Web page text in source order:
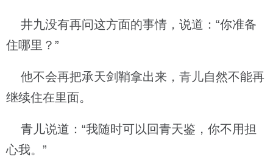
井九没有再问这方面的事情，说道：“你准备
住哪里？”
他不会再把承天剑鞘拿出来，青儿自然不能再
继续住在里面。
青儿说道：“我随时可以回青天鉴，你不用担
心我。”